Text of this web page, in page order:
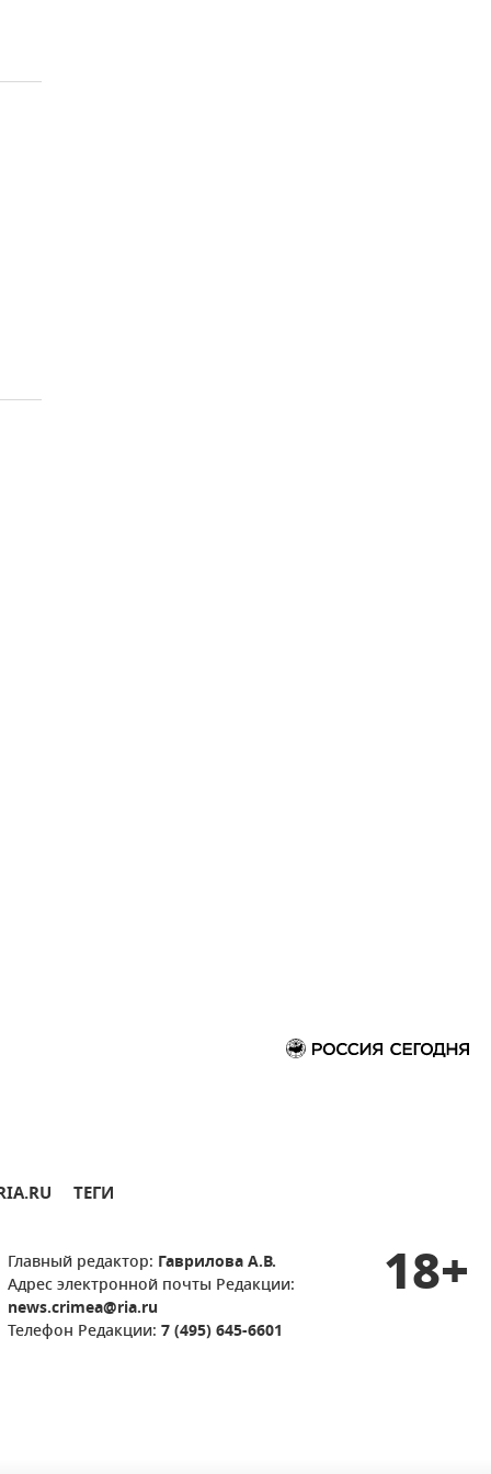
ТЕГИ
Главный редактор: Гаврилова А.В.
Адрес электронной почты Редакции:
news.crimea@ria.ru
Телефон Редакции: 7 (495) 645-6601
18+